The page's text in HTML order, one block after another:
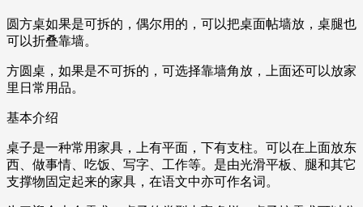
圆方桌如果是可拆的，偶尔用的，可以把桌面帖墙放，桌腿也
可以折叠靠墙。
方圆桌，如果是不可拆的，可选择靠墙角放，上面还可以放家
里日常用品。
基本介绍
桌子是一种常用家具，上有平面，下有支柱。可以在上面放东
西、做事情、吃饭、写字、工作等。是由光滑平板、腿和其它
支撑物固定起来的家具，在语文中亦可作名词。